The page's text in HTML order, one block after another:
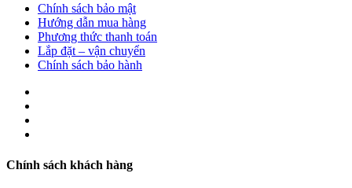
Chính sách bảo mật
Hướng dẫn mua hàng
Phương thức thanh toán
Lắp đặt – vận chuyển
Chính sách bảo hành
Chính sách khách hàng